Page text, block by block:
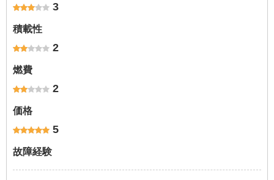
3
積載性
2
燃費
2
価格
5
故障経験